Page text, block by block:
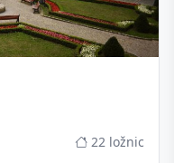
22 ložnic